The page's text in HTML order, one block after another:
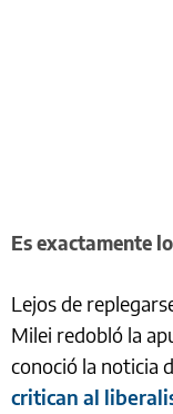
Es exactamente
Lejos de
Milei redobló la
conoció la noticia
critican al